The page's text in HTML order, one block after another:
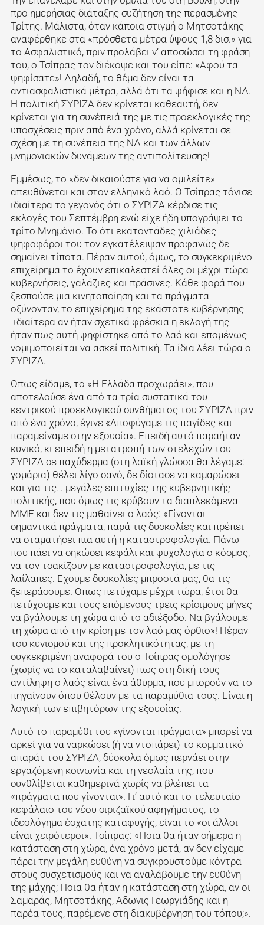
προ ημερήσιας διάταξης συζήτηση της περασμένης
Τρίτης. Μάλιστα, όταν κάποια στιγμή ο Μητσοτάκης
αναφέρθηκε στα «πρόσθετα μέτρα ύψους 1,8 δισ.» για
το Ασφαλιστικό, πριν προλάβει ν’ αποσώσει τη φράση
του, ο Τσίπρας τον διέκοψε και του είπε: «Αφού τα
ψηφίσατε»! Δηλαδή, το θέμα δεν είναι τα
αντιασφαλιστικά μέτρα, αλλά ότι τα ψήφισε και η ΝΔ.
Η πολιτική ΣΥΡΙΖΑ δεν κρίνεται καθεαυτή, δεν
κρίνεται για τη συνέπειά της με τις προεκλογικές της
υποσχέσεις πριν από ένα χρόνο, αλλά κρίνεται σε
σχέση με τη συνέπεια της ΝΔ και των άλλων
μνημονιακών δυνάμεων της αντιπολίτευσης!
Εμμέσως, το «δεν δικαιούστε για να ομιλείτε»
απευθύνεται και στον ελληνικό λαό. Ο Τσίπρας τόνισε
ιδιαίτερα το γεγονός ότι ο ΣΥΡΙΖΑ κέρδισε τις
εκλογές του Σεπτέμβρη ενώ είχε ήδη υπογράψει το
τρίτο Μνημόνιο. Το ότι εκατοντάδες χιλιάδες
ψηφοφόροι του τον εγκατέλειψαν προφανώς δε
σημαίνει τίποτα. Πέραν αυτού, όμως, το συγκεκριμένο
επιχείρημα το έχουν επικαλεστεί όλες οι μέχρι τώρα
κυβερνήσεις, γαλάζιες και πράσινες. Κάθε φορά που
ξεσπούσε μια κινητοποίηση και τα πράγματα
οξύνονταν, το επιχείρημα της εκάστοτε κυβέρνησης
-ιδιαίτερα αν ήταν σχετικά φρέσκια η εκλογή της-
ήταν πως αυτή ψηφίστηκε από το λαό και επομένως
νομιμοποιείται να ασκεί πολιτική. Τα ίδια λέει τώρα ο
ΣΥΡΙΖΑ.
Οπως είδαμε, το «Η Ελλάδα προχωράει», που
αποτελούσε ένα από τα τρία συστατικά του
κεντρικού προεκλογικού συνθήματος του ΣΥΡΙΖΑ πριν
από ένα χρόνο, έγινε «Αποφύγαμε τις παγίδες και
παραμείναμε στην εξουσία». Επειδή αυτό παραήταν
κυνικό, κι επειδή η μετατροπή των στελεχών του
ΣΥΡΙΖΑ σε παχύδερμα (στη λαϊκή γλώσσα θα λέγαμε:
γομάρια) θέλει λίγο σανό, δε δίστασε να καμαρώσει
και για τις… μεγάλες επιτυχίες της κυβερνητικής
πολιτικής, που όμως τις κρύβουν τα διαπλεκόμενα
ΜΜΕ και δεν τις μαθαίνει ο λαός: «Γίνονται
σημαντικά πράγματα, παρά τις δυσκολίες και πρέπει
να σταματήσει πια αυτή η καταστροφολογία. Πάνω
που πάει να σηκώσει κεφάλι και ψυχολογία ο κόσμος,
να τον τσακίζουν με καταστροφολογία, με τις
λαίλαπες. Εχουμε δυσκολίες μπροστά μας, θα τις
ξεπεράσουμε. Οπως πετύχαμε μέχρι τώρα, έτσι θα
πετύχουμε και τους επόμενους τρεις κρίσιμους μήνες
να βγάλουμε τη χώρα από το αδιέξοδο. Να βγάλουμε
τη χώρα από την κρίση με τον λαό μας όρθιο»! Πέραν
του κυνισμού και της προκλητικότητας, με τη
συγκεκριμένη αναφορά του ο Τσίπρας ομολόγησε
(χωρίς να το καταλαβαίνει) πως στη δική τους
αντίληψη ο λαός είναι ένα άθυρμα, που μπορούν να το
πηγαίνουν όπου θέλουν με τα παραμύθια τους. Είναι η
λογική των επιβητόρων της εξουσίας.
Αυτό το παραμύθι του «γίνονται πράγματα» μπορεί να
αρκεί για να ναρκώσει (ή να ντοπάρει) το κομματικό
απαράτ του ΣΥΡΙΖΑ, δύσκολα όμως περνάει στην
εργαζόμενη κοινωνία και τη νεολαία της, που
συνθλίβεται καθημερινά χωρίς να βλέπει τα
«πράγματα που γίνονται». Γι’ αυτό και το τελευταίο
κεφάλαιο του νέου σιριζαϊκού αφηγήματος, το
ιδεολόγημα έσχατης καταφυγής, είναι το «οι άλλοι
είναι χειρότεροι». Τσίπρας: «Ποια θα ήταν σήμερα η
κατάσταση στη χώρα, ένα χρόνο μετά, αν δεν είχαμε
πάρει την μεγάλη ευθύνη να συγκρουστούμε κόντρα
στους συσχετισμούς και να αναλάβουμε την ευθύνη
της μάχης; Ποια θα ήταν η κατάσταση στη χώρα, αν οι
Σαμαράς, Μητσοτάκης, Αδωνις Γεωργιάδης και η
παρέα τους, παρέμενε στη διακυβέρνηση του τόπου;».